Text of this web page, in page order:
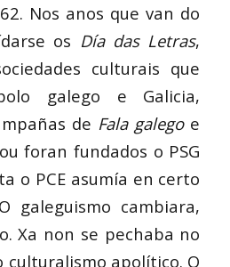
Nos anos que van do
os Día das Letras,
culturais que
galego e Galicia,
de Fala galegoe
foran fundados o PSG
o PCE asumía en certo
galeguismo cambiara,
Xa non se pechaba no
culturalismo apolítico. O